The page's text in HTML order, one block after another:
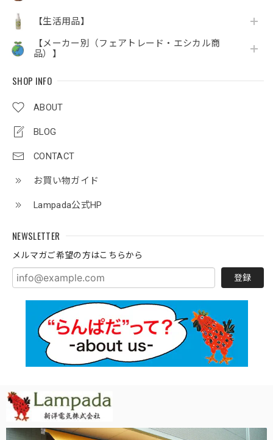
【生活用品】
【メーカー別（フェアトレード・エシカル商
品）】
SHOP INFO
ABOUT
BLOG
CONTACT
お買い物ガイド
Lampada公式HP
NEWSLETTER
メルマガご希望の方はこちらから
登録